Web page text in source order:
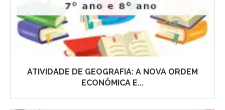
ATIVIDADE DE GEOGRAFIA: A NOVA ORDEM
ECONÔMICA E...